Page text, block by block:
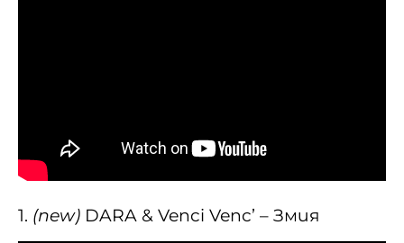
1. (new) DARA & Venci Venc’ – Змия